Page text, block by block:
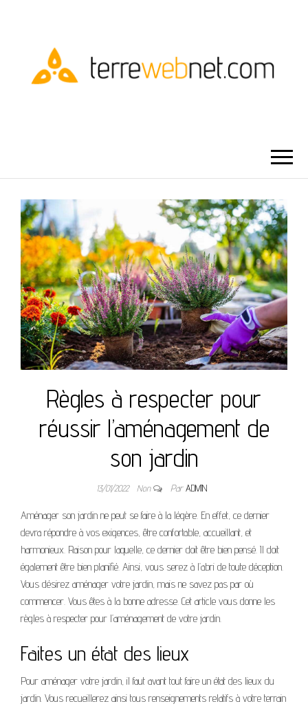
Règles à respecter pour
réussir l’aménagement de
son jardin
13/01/2022 Non ParADMIN
Aménager son jardin ne peut se faire à la légère. En effet, ce dernier
devra répondre à vos exigences, être confortable, accueillant, et
harmonieux. Raison pour laquelle, ce dernier doit être bien pensé. Il doit
également être bien planifié. Ainsi, vous serez à l’abri de toute déception.
Vous désirez aménager votre jardin, mais ne savez pas par où
commencer. Vous êtes à la bonne adresse. Cet article vous donne les
règles à respecter pour l’aménagement de votre jardin.
Faites un état des lieux
Pour aménager votre jardin, il faut avant tout faire un état des lieux du
jardin. Vous recueillerez ainsi tous renseignements relatifs à votre terrain